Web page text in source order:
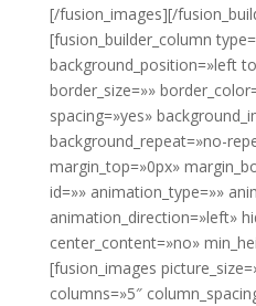
[/fusion_images][/
[fusion_builder_column
background_position=»left
border_size=»»
spacing=»yes»
background_repeat=»no-
margin_top=»0px»
id=»» animation_type=»»
animation_direction=»left»
center_content=»no»
[fusion_images
columns=»5″